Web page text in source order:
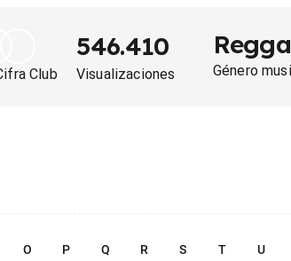
Club
546.410
Visualizaciones Género
O P Q R S T U